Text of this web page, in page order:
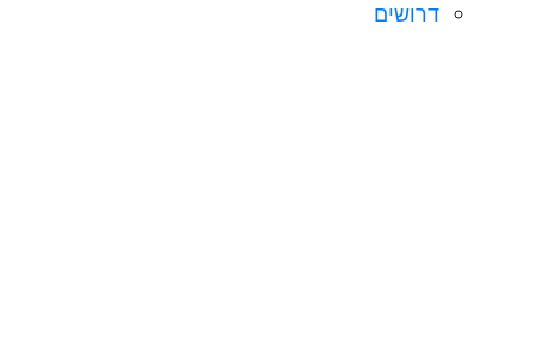
דרושים